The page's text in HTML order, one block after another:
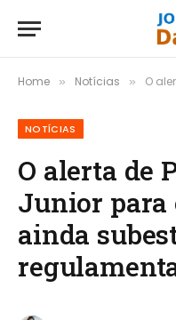
Home » Notícias » O alerta de
NOTÍCIAS
O alerta de
Junior para
ainda